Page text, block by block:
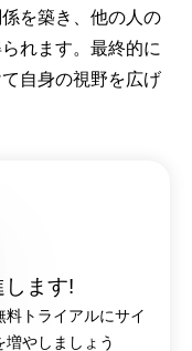
を築き、他の人の
れます。最終的に
自身の視野を広げ
ます!
トライアルにサイ
やしましょう